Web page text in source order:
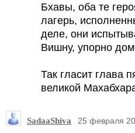
Бхавы, оба те
лагерь,
деле, они
Вишну, упорно
Так гласит глава
великой
SadaaShiva 25 февраля